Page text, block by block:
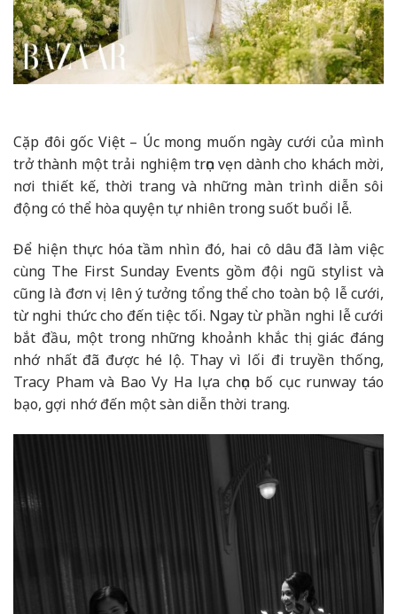
Cặp đôi gốc Việt – Úc mong muốn ngày cưới của mình
trở thành một trải nghiệm trọn vẹn dành cho khách mời,
nơi thiết kế, thời trang và những màn trình diễn sôi
động có thể hòa quyện tự nhiên trong suốt buổi lễ.
Để hiện thực hóa tầm nhìn đó, hai cô dâu đã làm việc
cùng The First Sunday Events gồm đội ngũ stylist và
cũng là đơn vị lên ý tưởng tổng thể cho toàn bộ lễ cưới,
từ nghi thức cho đến tiệc tối. Ngay từ phần nghi lễ cưới
bắt đầu, một trong những khoảnh khắc thị giác đáng
nhớ nhất đã được hé lộ. Thay vì lối đi truyền thống,
Tracy Pham và Bao Vy Ha lựa chọn bố cục runway táo
bạo, gợi nhớ đến một sàn diễn thời trang.